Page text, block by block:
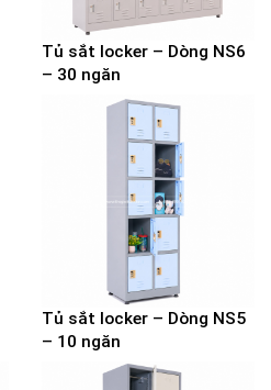
Tủ sắt locker – Dòng NS6
– 30 ngăn
Tủ sắt locker – Dòng NS5
– 10 ngăn